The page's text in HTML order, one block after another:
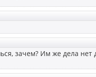
зачем? Им же дела нет